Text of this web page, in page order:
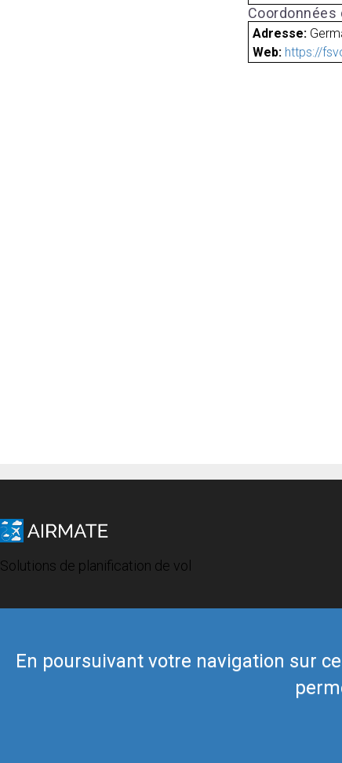
En poursuivant votre navigation sur
Coordonnées
Adresse:
Web: https://
Solutions de planification de vol